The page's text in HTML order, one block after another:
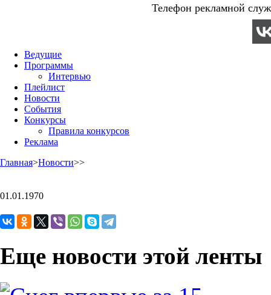
Телефон рекламной
Ведущие
Программы
Интервью
Плейлист
Новости
События
Конкурсы
Правила конкурсов
Реклама
Главная>Новости>>
01.01.1970
Еще новости этой ленты